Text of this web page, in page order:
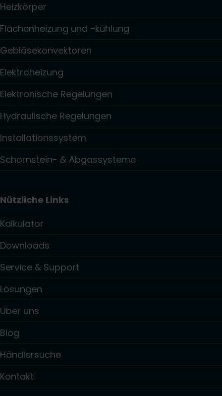
Heizkörper
Flächenheizung und -kühlung
Gebläsekonvektoren
Elektroheizung
Elektronische Regelungen
Hydraulische Regelungen
Installationssystem
Schornstein- & Abgassysteme
Nützliche Links
Kalkulator
Downloads
Service & Support
Lösungen
Über uns
Blog
Händlersuche
Kontakt